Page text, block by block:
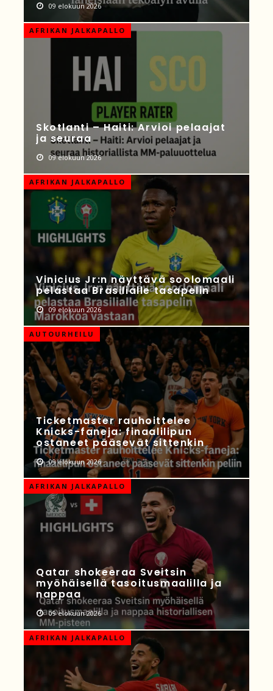
09 elokuun 2026
AFRIKAN JALKAPALLO
Skotlanti – Haiti: Arvioi pelaajat
ja seuraa
09 elokuun 2026
AFRIKAN JALKAPALLO
Vinicius Jr:n näyttävä soolomaali
pelastaa Brasilialle tasapelin
09 elokuun 2026
AUTOURHEILU
Ticketmaster rauhoittelee
Knicks-faneja: finaalilipun
ostaneet pääsevät sittenkin
09 elokuun 2026
AFRIKAN JALKAPALLO
Qatar shokeeraa Sveitsin
myöhäisellä tasoitusmaalilla ja
nappaa
09 elokuun 2026
AFRIKAN JALKAPALLO